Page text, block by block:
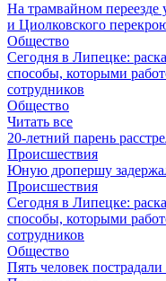
На трамвайном переезде
и Циолковского
Общество
Сегодня в Липецке:
способы, которыми
сотрудников
Общество
Читать все
20-летний парень
Происшествия
Юную дропершу
Происшествия
Сегодня в Липецке:
способы, которыми
сотрудников
Общество
Пять человек